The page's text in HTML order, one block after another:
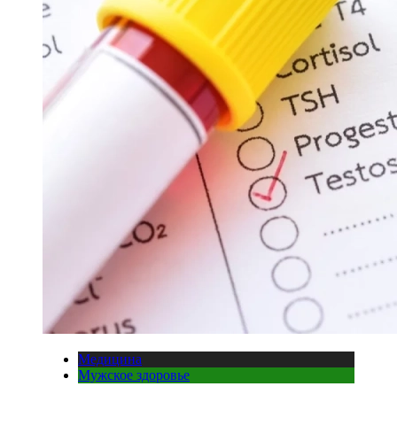
Медицина
Мужское здоровье